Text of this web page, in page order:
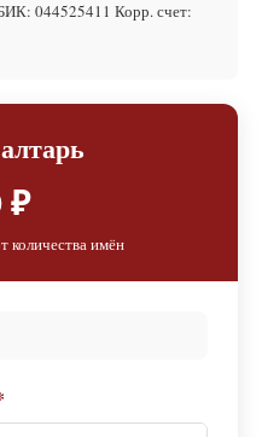
044525411 Корр. счет:
₽
количества имён